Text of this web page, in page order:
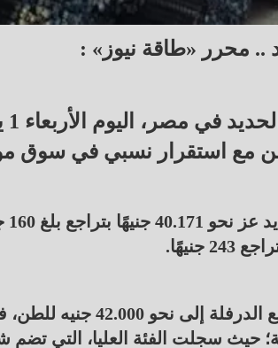
.. محرر «طاقة نيوز» :
مع استقرار نسبي في سوق
ووصلت أسعار مصانع